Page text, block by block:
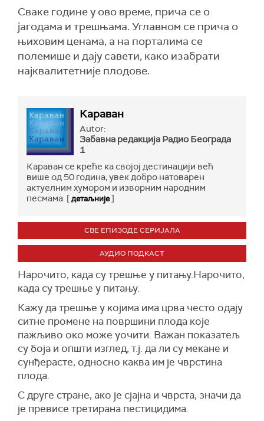
Сваке године у ово време, прича се о
јагодама и трешњама. Углавном се прича о
њиховим ценама, а на порталима се
полемише и дају савети, како изабрати
најквалитетније плодове.
Караван
Autor:
Забавна редакција Радио Бeограда
1
Караван се креће ка својој дестинацији већ
више од 50 година, увек добро натоварен
актуелним хумором и изворним народним
песмама. [детаљније]
СВЕ ЕПИЗОДЕ СЕРИЈАЛА
АУДИО ПОДКАСТ
Нарочито, када су трешње у питању.Нарочито,
када су трешње у питању.
Кажу да трешње у којима има црва често одају
ситне промене на површини плода које
пажљиво око може уочити. Важан показатељ
су боја и општи изглед, т.ј. да ли су мекане и
сунђерасте, односно каква им је чврстина
плода.
С друге стране, ако је сјајна и чврста, значи да
је превисе третирана пестицидима.